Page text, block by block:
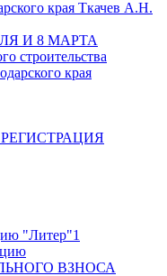
края Ткачев А.Н.
И 8 МАРТА
строительства
края
"Литер"1
ВЗНОСА